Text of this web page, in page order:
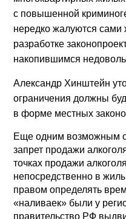
с повышенной
нередко жалуются
разработке
накопившимся
Александр Хинштейн
ограничения должны
в форме местных
Еще одним возможным
запрет продажи
точках продажи
непосредственно в
правом определять
«наливаек» были у
правительство РФ